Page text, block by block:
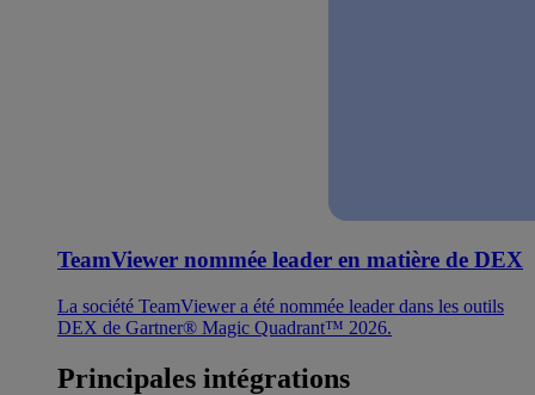
TeamViewer nommée leader en matière de DEX
La société TeamViewer a été nommée leader dans les outils
DEX de Gartner® Magic Quadrant™ 2026.
Principales intégrations